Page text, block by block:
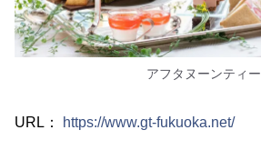
アフタヌーンティー
URL： https://www.gt-fukuoka.net/